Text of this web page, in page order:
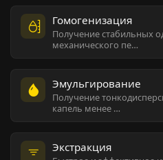
Гомогенизация
Получение стабильных
механического пе…
Эмульгирование
Получение
капель менее …
Экстракция